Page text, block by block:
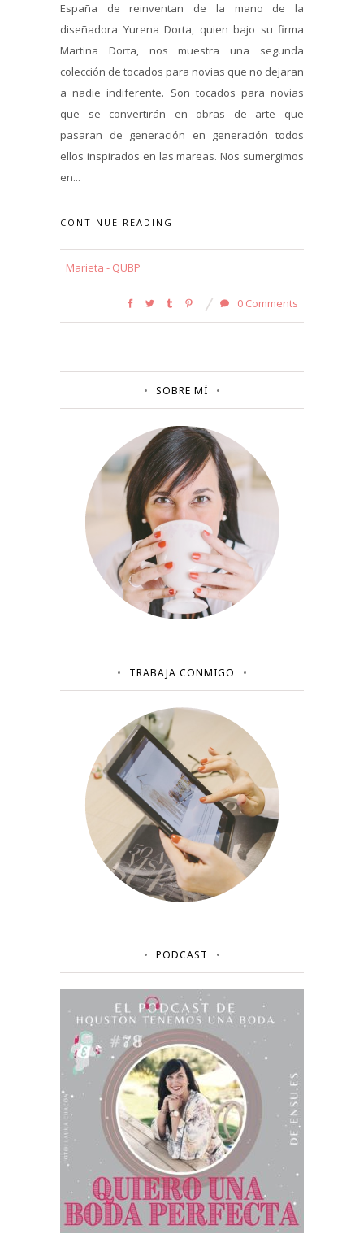
España de reinventan de la mano de la
diseñadora Yurena Dorta, quien bajo su firma
Martina Dorta, nos muestra una segunda
colección de tocados para novias que no dejaran
a nadie indiferente. Son tocados para novias
que se convertirán en obras de arte que
pasaran de generación en generación todos
ellos inspirados en las mareas. Nos sumergimos
en...
CONTINUE READING
Marieta - QUBP
0 Comments
SOBRE MÍ
TRABAJA CONMIGO
PODCAST